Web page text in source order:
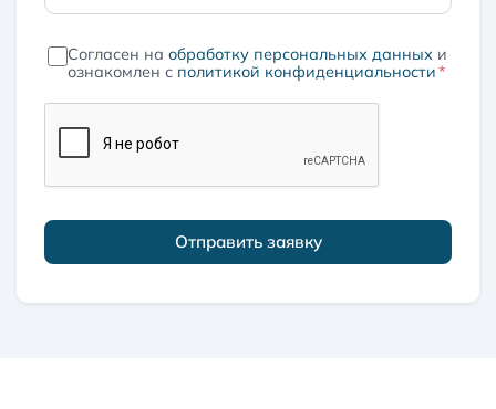
Согласен на обработку персональных данных и
ознакомлен с политикой конфиденциальности*
Отправить заявку